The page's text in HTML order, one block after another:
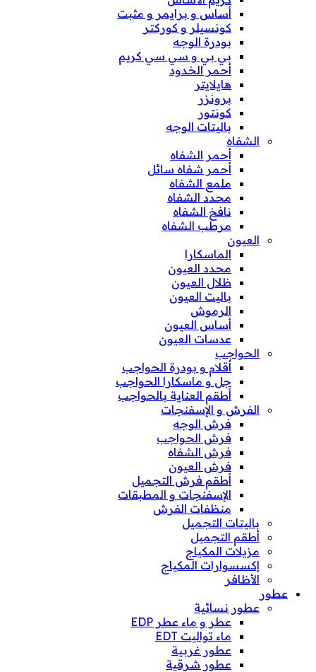
أساس و برايمر و مثبت
كونسيلر و كوركتر
بودرة الوجه
بي بي و سي سي كريم
أحمر الخدود
هايلايتر
برونزر
كونتور
باليتات الوجه
الشفاه
أحمر الشفاه
أحمر شفاه سائل
ملمع الشفاه
محدد الشفاه
نافخ الشفاه
مرطب الشفاه
العيون
الماسكارا
محدد العيون
ظلال العيون
باليت العيون
الرموش
أساس العيون
عدسات العيون
الحواجب
أقلام و بودرة الحواجب
جل و ماسكارا الحواجب
أطقم العناية بالحواجب
الفرش و الإسفنجات
فرش الوجه
فرش الحواجب
فرش الشفاه
فرش العيون
أطقم فرش التجميل
الإسفنجات و المطبقات
منظفات الفرش
باليتات التجميل
أطقم التجميل
مزيلات المكياج
إكسسوارات المكياج
الأظافر
عطور
عطور نسائية
عطر و ماء عطر EDP
ماء تواليت EDT
عطور غربية
عطور شرقية